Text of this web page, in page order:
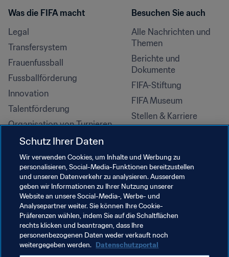
Was die FIFA macht
Legal
Transfersystem
Frauenfussball
Fussballförderung
Innovation
Talentförderung
Organisation von Turnieren
Nachhaltigkeit
Menschenrechte und
Antidiskriminierung
Gesundheit und Medizin
Bildungsinitiativen
Besuchen Sie auch
Alle Nachrichten und
Themen
Berichte und
Dokumente
FIFA-Stiftung
FIFA Museum
Stellen & Karriere
Schutz Ihrer Daten
Wir verwenden Cookies, um Inhalte und Werbung zu
personalisieren, Social-Media-Funktionen bereitzustellen
und unseren Datenverkehr zu analysieren. Ausserdem
geben wir Informationen zu Ihrer Nutzung unserer
Website an unsere Social-Media-, Werbe- und
Analysepartner weiter. Sie können Ihre Cookie-
Präferenzen wählen, indem Sie auf die Schaltflächen
rechts klicken und beantragen, dass Ihre
personenbezogenen Daten weder verkauft noch
weitergegeben werden. Datenschutzportal